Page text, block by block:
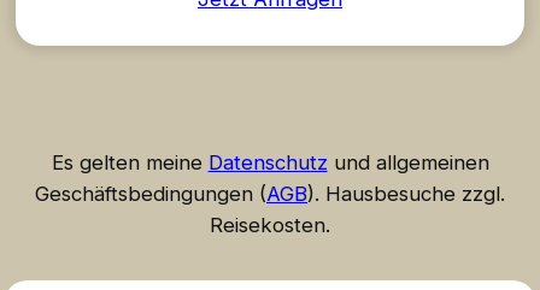
Es gelten meine Datenschutz und allgemeinen
Geschäftsbedingungen (AGB). Hausbesuche zzgl.
Reisekosten.